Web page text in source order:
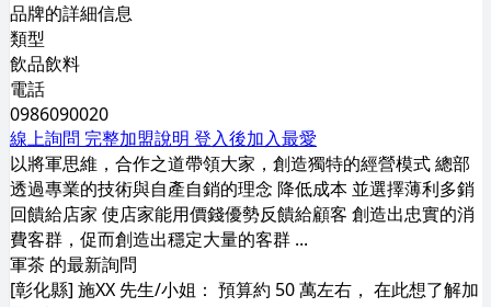
品牌的詳細信息
類型
飲品飲料
電話
0986090020
線上詢問 完整加盟說明 登入後加入最愛
以將軍思維，合作之道帶領大家，創造獨特的經營模式 總部
透過專業的技術與自產自銷的理念 降低成本 並選擇薄利多銷
回饋給店家 使店家能用價錢優勢反饋給顧客 創造出忠實的消
費客群，促而創造出穩定大量的客群 ...
軍茶 的最新詢問
[彰化縣] 施XX 先生/小姐： 預算約 50 萬左右， 在此想了解加